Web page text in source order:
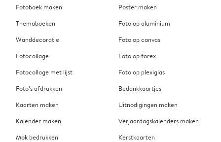
Fotoboek maken
Themaboeken
Wanddecoratie
Fotocollage
Fotocollage met lijst
Foto’s afdrukken
Kaarten maken
Kalender maken
Mok bedrukken
Poster maken
Foto op aluminium
Foto op canvas
Foto op forex
Foto op plexiglas
Bedankkaartjes
Uitnodigingen maken
Verjaardagskalenders maken
Kerstkaarten